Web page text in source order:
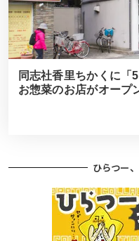
同志社香里ちかくに「
お惣菜のお店がオープ
ひらつー